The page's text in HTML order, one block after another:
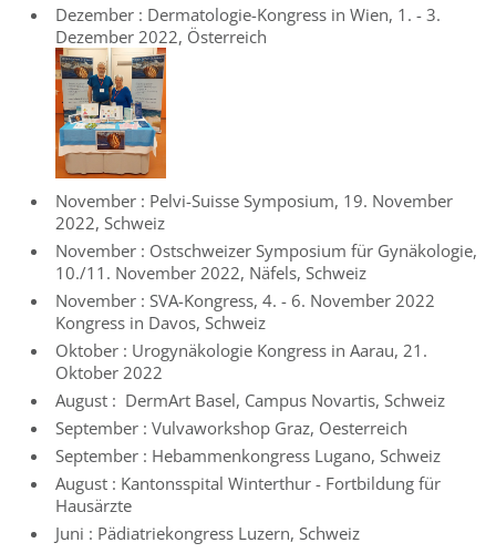
Dezember : Dermatologie-Kongress in Wien, 1. - 3.
Dezember 2022, Österreich
November : Pelvi-Suisse Symposium, 19. November
2022, Schweiz
November : Ostschweizer Symposium für Gynäkologie,
10./11. November 2022, Näfels, Schweiz
November : SVA-Kongress, 4. - 6. November 2022
Kongress in Davos, Schweiz
Oktober : Urogynäkologie Kongress in Aarau, 21.
Oktober 2022
August : DermArt Basel, Campus Novartis, Schweiz
September : Vulvaworkshop Graz, Oesterreich
September : Hebammenkongress Lugano, Schweiz
August : Kantonsspital Winterthur - Fortbildung für
Hausärzte
Juni : Pädiatriekongress Luzern, Schweiz